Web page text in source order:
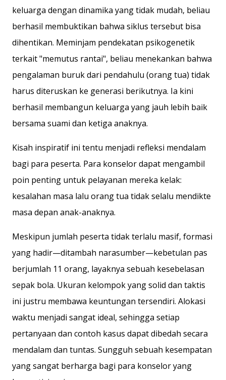
keluarga dengan dinamika yang tidak mudah, beliau
berhasil membuktikan bahwa siklus tersebut bisa
dihentikan. Meminjam pendekatan psikogenetik
terkait "memutus rantai", beliau menekankan bahwa
pengalaman buruk dari pendahulu (orang tua) tidak
harus diteruskan ke generasi berikutnya. Ia kini
berhasil membangun keluarga yang jauh lebih baik
bersama suami dan ketiga anaknya.
Kisah inspiratif ini tentu menjadi refleksi mendalam
bagi para peserta. Para konselor dapat mengambil
poin penting untuk pelayanan mereka kelak:
kesalahan masa lalu orang tua tidak selalu mendikte
masa depan anak-anaknya.
Meskipun jumlah peserta tidak terlalu masif, formasi
yang hadir—ditambah narasumber—kebetulan pas
berjumlah 11 orang, layaknya sebuah kesebelasan
sepak bola. Ukuran kelompok yang solid dan taktis
ini justru membawa keuntungan tersendiri. Alokasi
waktu menjadi sangat ideal, sehingga setiap
pertanyaan dan contoh kasus dapat dibedah secara
mendalam dan tuntas. Sungguh sebuah kesempatan
yang sangat berharga bagi para konselor yang